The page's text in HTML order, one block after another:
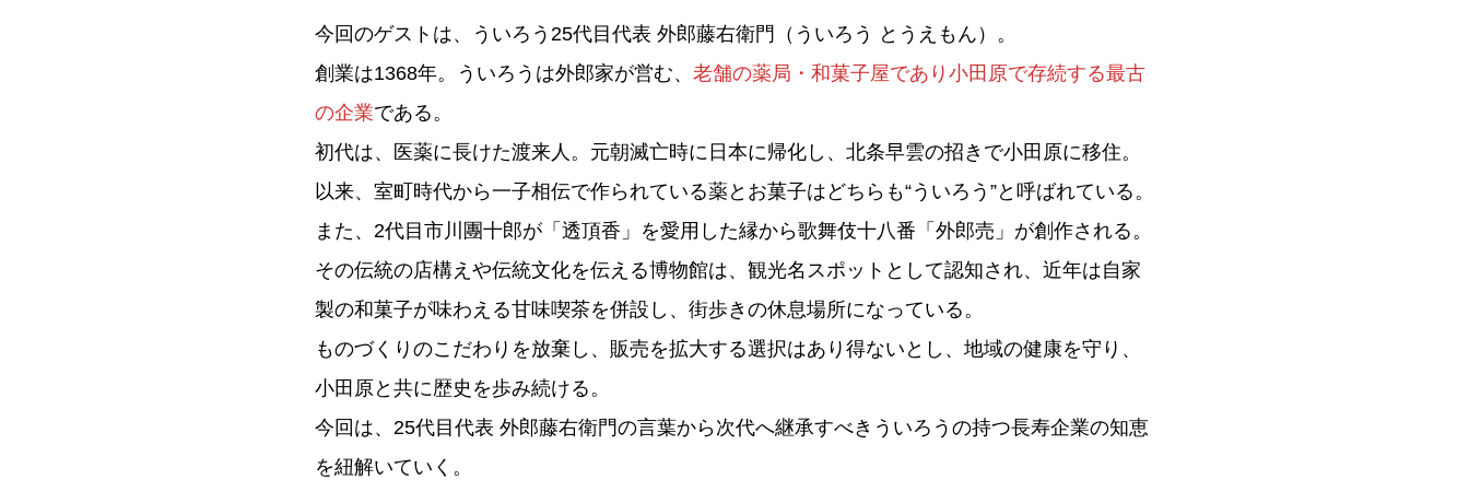
今回のゲストは、ういろう25代目代表 外郎藤右衛門（ういろう とうえもん）。
創業は1368年。ういろうは外郎家が営む、 老舗の薬局・和菓子屋であり小田原で存続する最古
の企業である。
初代は、医薬に長けた渡来人。元朝滅亡時に日本に帰化し、北条早雲の招きで小田原に移住。
以来、室町時代から一子相伝で作られている薬とお菓子はどちらも“ういろう”と呼ばれている。
また、2代目市川團十郎が「透頂香」を愛用した縁から歌舞伎十八番「外郎売」が創作される。
その伝統の店構えや伝統文化を伝える博物館は、観光名スポットとして認知され、近年は自家
製の和菓子が味わえる甘味喫茶を併設し、街歩きの休息場所になっている。
ものづくりのこだわりを放棄し、販売を拡大する選択はあり得ないとし、地域の健康を守り、
小田原と共に歴史を歩み続ける。
今回は、25代目代表 外郎藤右衛門の言葉から次代へ継承すべきういろうの持つ長寿企業の知恵
を紐解いていく。